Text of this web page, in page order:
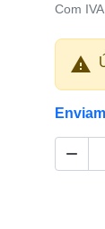
Com IVA

